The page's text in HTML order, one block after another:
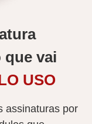
que vai
USO
assinaturas por